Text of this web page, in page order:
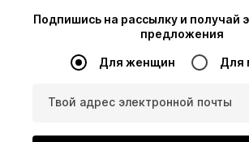
Подпишись на рассылку и получай
предложения
Для женщин Для
Твой адрес электронной почты